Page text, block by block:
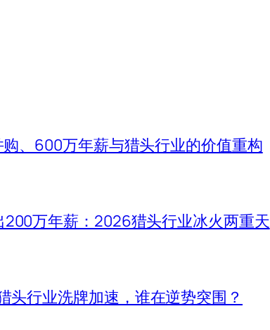
、600万年薪与猎头行业的价值重构
万年薪：2026猎头行业冰火两重天
行业洗牌加速，谁在逆势突围？